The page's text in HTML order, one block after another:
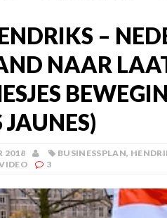
–
NAAR
JAUNES)
2018 BUSINESSPLAN,
3